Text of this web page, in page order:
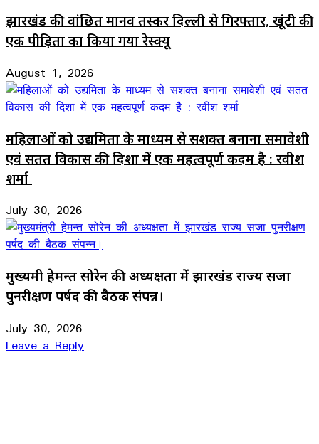
झारखंड की वांछित मानव तस्कर दिल्ली से गिरफ्तार, खूंटी की
एक पीड़िता का किया गया रेस्क्यू
August 1, 2026
महिलाओं को उद्यमिता के माध्यम से सशक्त बनाना समावेशी
एवं सतत विकास की दिशा में एक महत्वपूर्ण कदम है : रवीश
शर्मा
July 30, 2026
मुख्यमंत्री हेमन्त सोरेन की अध्यक्षता में झारखंड राज्य सजा
पुनरीक्षण पर्षद की बैठक संपन्न।
July 30, 2026
Leave a Reply